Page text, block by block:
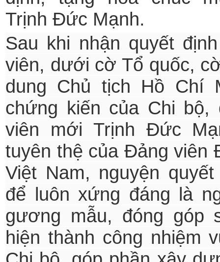
Trịnh Đức Mạnh.
Sau khi nhận quyết
viên, dưới cờ Tổ quốc,
dung Chủ tịch Hồ Chí
chứng kiến của Chi bộ,
viên mới Trịnh Đức
tuyên thệ của Đảng viên
Việt Nam, nguyện
để luôn xứng đáng là
gương mẫu, đóng góp
hiện thành công nhiệm